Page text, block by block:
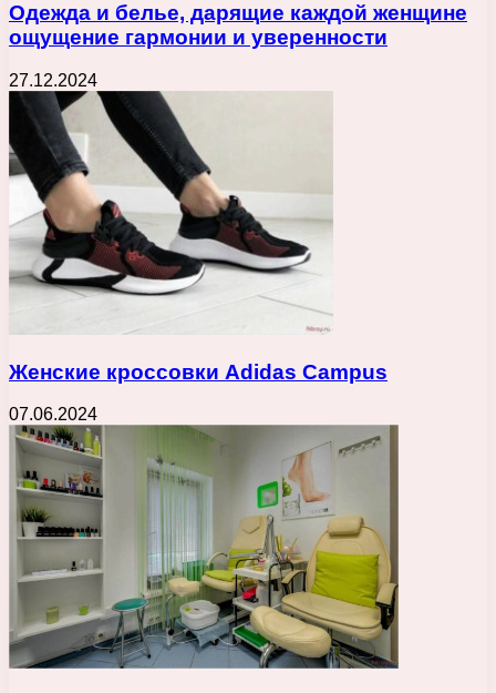
Одежда и белье, дарящие каждой женщине
ощущение гармонии и уверенности
27.12.2024
Женские кроссовки Adidas Campus
07.06.2024